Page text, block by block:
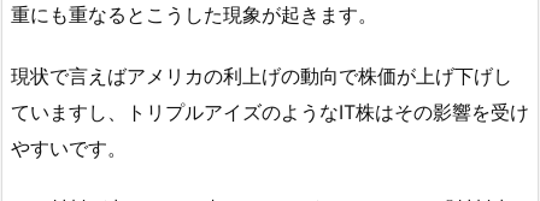
重にも重なるとこうした現象が起きます。
現状で言えばアメリカの利上げの動向で株価が上げ下げし
ていますし、トリプルアイズのようなIT株はその影響を受け
やすいです。